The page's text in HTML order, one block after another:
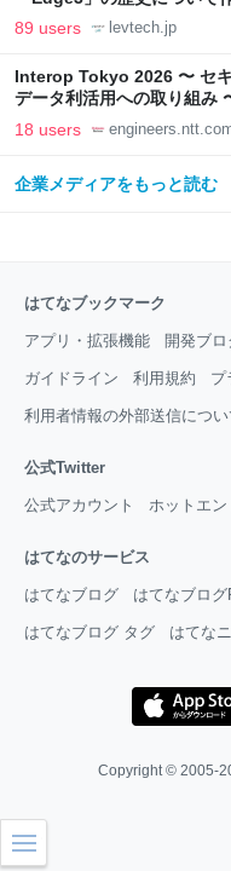
LAB
89 users levtech.jp
Interop Tokyo 2026 〜 セ
データ利活用への取り組
Engineers' Blog
18 users
企業メディアをもっと読む
はてなブックマーク
アプリ・拡張機能 開発ブロ
ガイドライン 利用規約 プ
利用者情報の外部送信につい
公式Twitter
公式アカウント ホットエン
はてなのサービス
はてなブログ はてなブログ
はてなブログ タグ はてな
Copyright © 2005-